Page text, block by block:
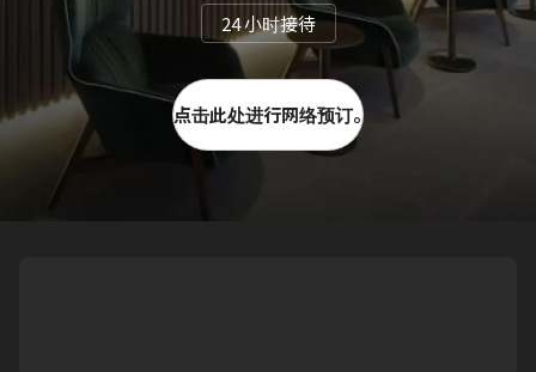
24 小时接待
点击此处进行网络预订。